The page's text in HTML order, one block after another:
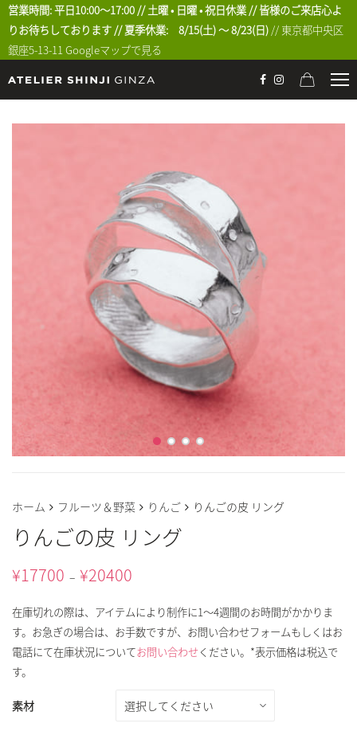
営業時間: 平日10:00〜17:00 // 土曜 • 日曜 • 祝日休業 // 皆様のご来店心よ
りお待ちしております // 夏季休業: 8/15(土) 〜 8/23(日) // 東京都中央区
銀座5-13-11Googleマップで見る
ホーム フルーツ＆野菜 りんご りんごの皮 リング
りんごの皮 リング
¥17700 – ¥20400
在庫切れの際は、アイテムにより制作に1～4週間のお時間がかかりま
す。お急ぎの場合は、お手数ですが、お問い合わせフォームもしくはお
電話にて在庫状況についてお問い合わせ ください。*表示価格は税込で
す。
素材